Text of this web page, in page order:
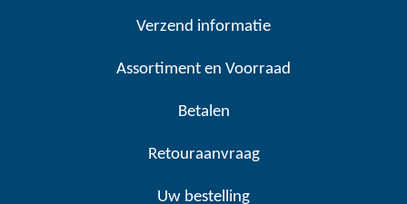
Verzend informatie
Assortiment en Voorraad
Betalen
Retouraanvraag
Uw bestelling